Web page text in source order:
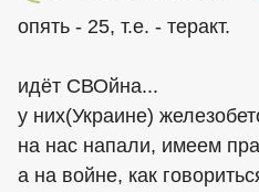
опять - 25, т.е. - теракт.
идёт СВОйна...
у них(Украине)
на нас напали, имеем
а на войне, как